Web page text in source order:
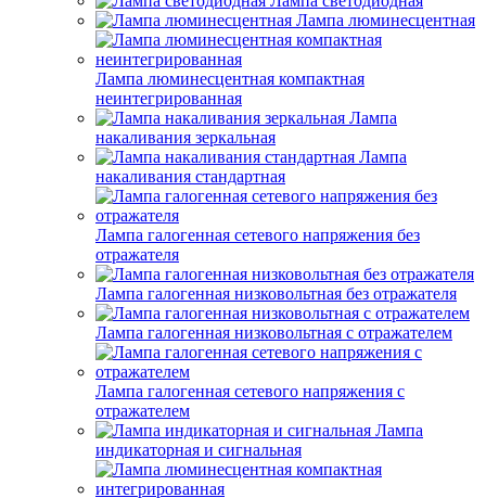
Лампа люминесцентная
Лампа люминесцентная компактная
неинтегрированная
Лампа
накаливания зеркальная
Лампа
накаливания стандартная
Лампа галогенная сетевого напряжения без
отражателя
Лампа галогенная низковольтная без отражателя
Лампа галогенная низковольтная с отражателем
Лампа галогенная сетевого напряжения с
отражателем
Лампа
индикаторная и сигнальная